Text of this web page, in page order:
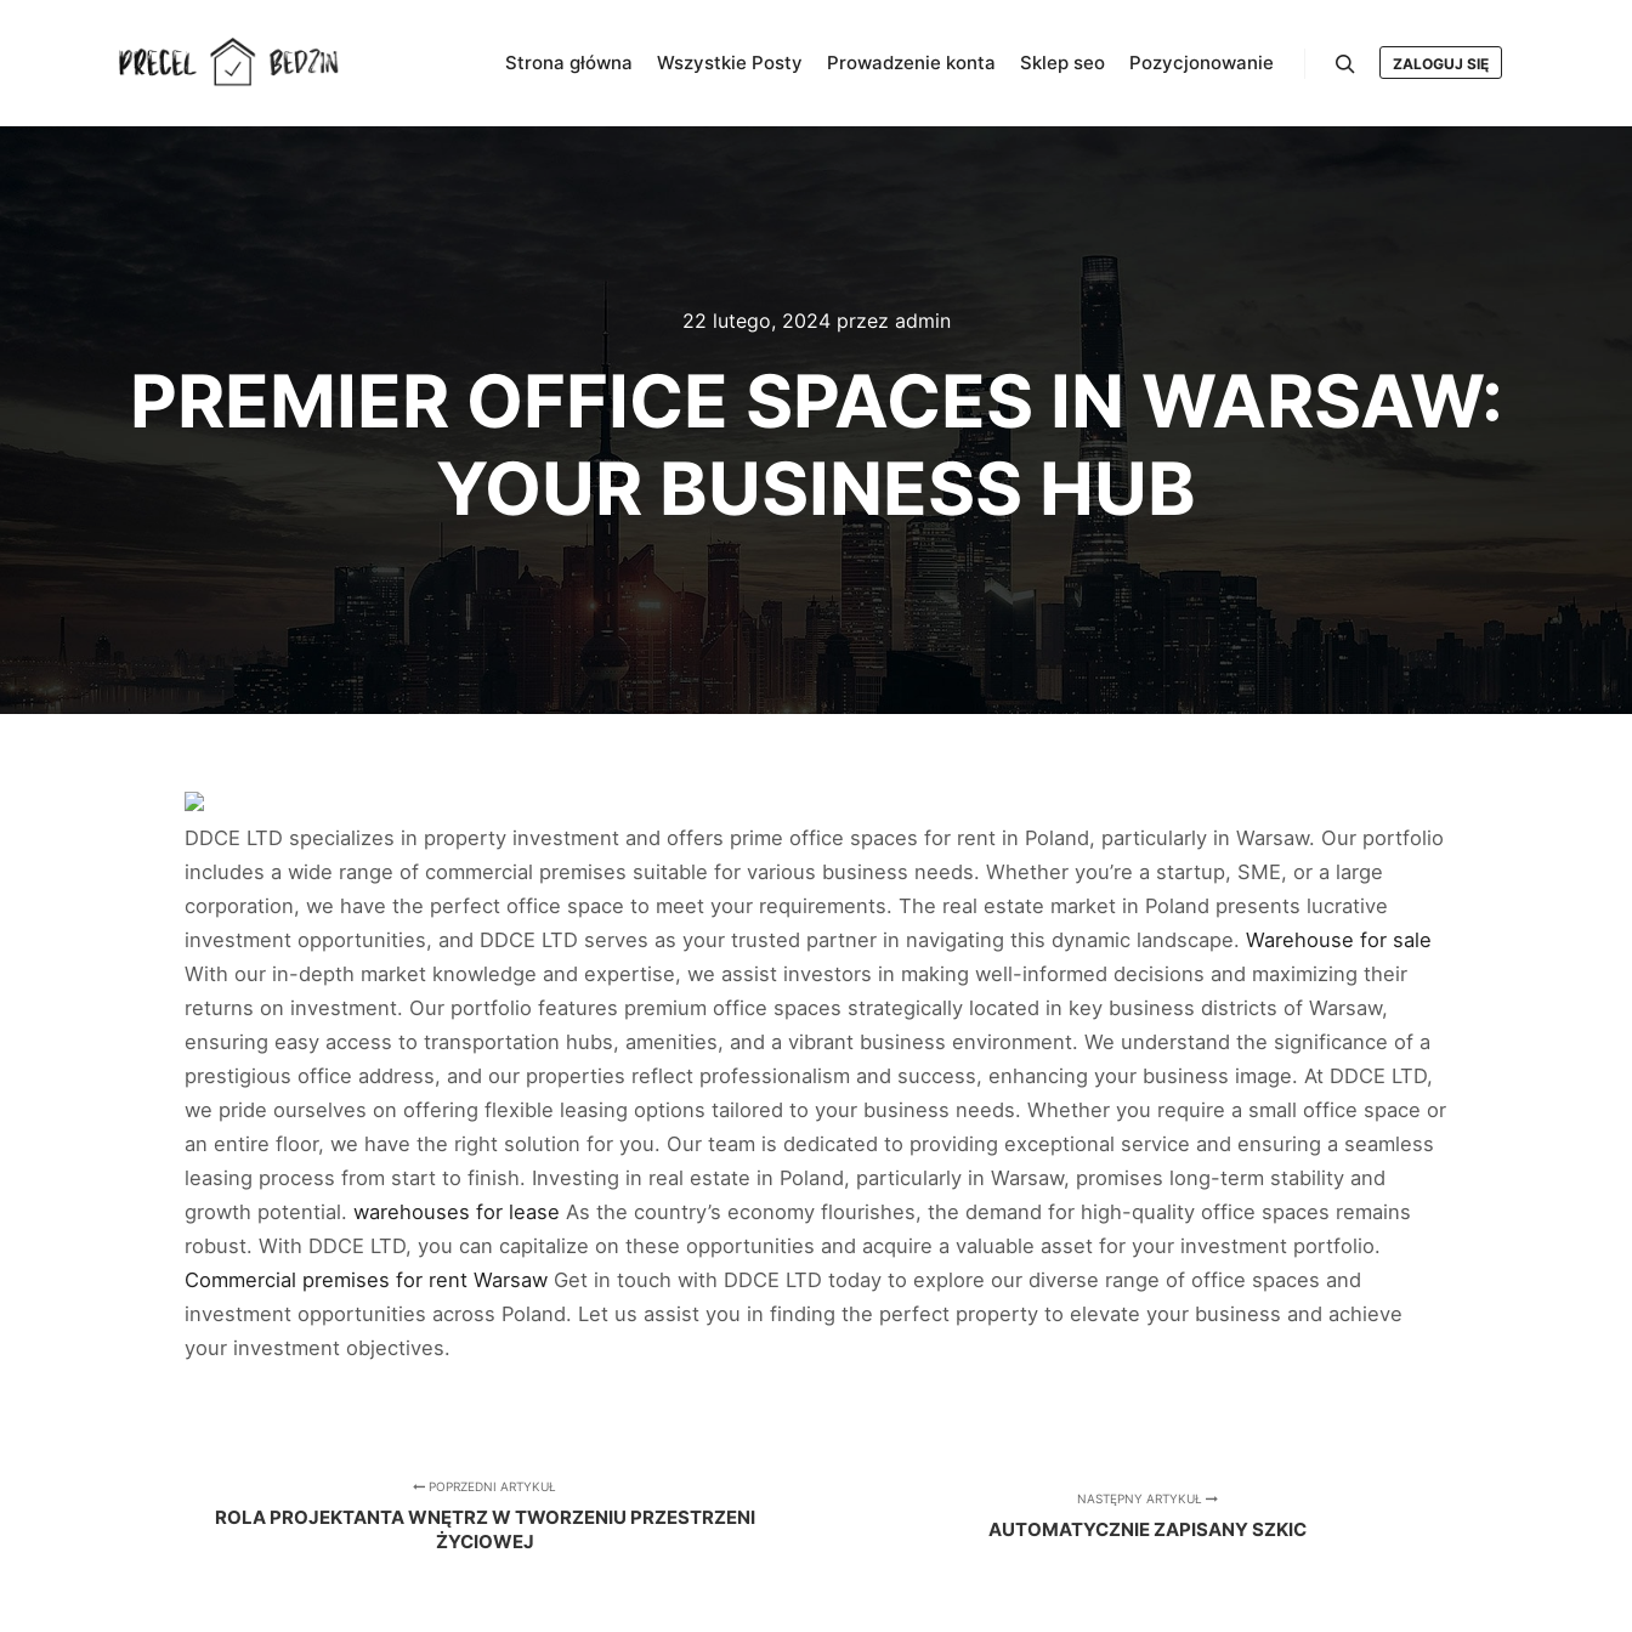
Strona główna Wszystkie Posty Prowadzenie konta Sklep seo Pozycjonowanie ZALOGUJ SIĘ
22 lutego, 2024przez admin
PREMIER OFFICE SPACES IN WARSAW:
YOUR BUSINESS HUB
DDCE LTD specializes in property investment and offers prime office spaces for rent in Poland, particularly in Warsaw. Our portfolio
includes a wide range of commercial premises suitable for various business needs. Whether you’re a startup, SME, or a large
corporation, we have the perfect office space to meet your requirements. The real estate market in Poland presents lucrative
investment opportunities, and DDCE LTD serves as your trusted partner in navigating this dynamic landscape. Warehouse for sale
With our in-depth market knowledge and expertise, we assist investors in making well-informed decisions and maximizing their
returns on investment. Our portfolio features premium office spaces strategically located in key business districts of Warsaw,
ensuring easy access to transportation hubs, amenities, and a vibrant business environment. We understand the significance of a
prestigious office address, and our properties reflect professionalism and success, enhancing your business image. At DDCE LTD,
we pride ourselves on offering flexible leasing options tailored to your business needs. Whether you require a small office space or
an entire floor, we have the right solution for you. Our team is dedicated to providing exceptional service and ensuring a seamless
leasing process from start to finish. Investing in real estate in Poland, particularly in Warsaw, promises long-term stability and
growth potential. warehouses for lease As the country’s economy flourishes, the demand for high-quality office spaces remains
robust. With DDCE LTD, you can capitalize on these opportunities and acquire a valuable asset for your investment portfolio.
Commercial premises for rent Warsaw Get in touch with DDCE LTD today to explore our diverse range of office spaces and
investment opportunities across Poland. Let us assist you in finding the perfect property to elevate your business and achieve
your investment objectives.
POPRZEDNI ARTYKUŁ
ROLA PROJEKTANTA WNĘTRZ W TWORZENIU PRZESTRZENI
ŻYCIOWEJ
NASTĘPNY ARTYKUŁ
AUTOMATYCZNIE ZAPISANY SZKIC